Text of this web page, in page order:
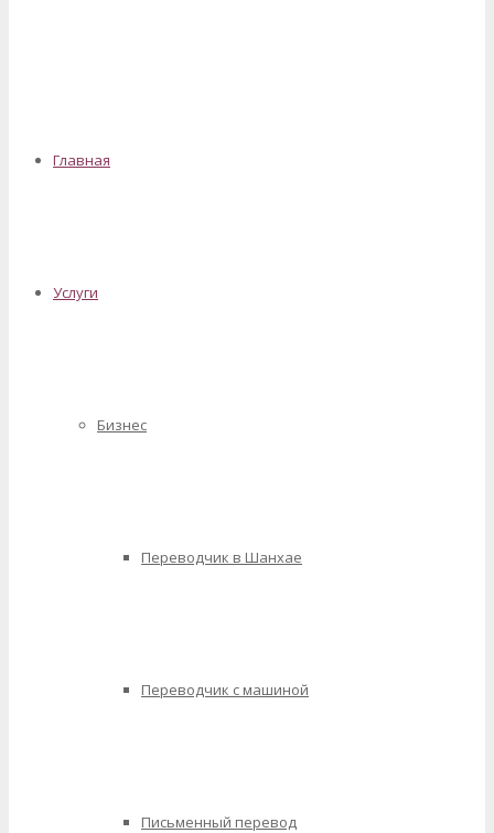
Главная
Услуги
Бизнес
Переводчик в Шанхае
Переводчик с машиной
Письменный перевод